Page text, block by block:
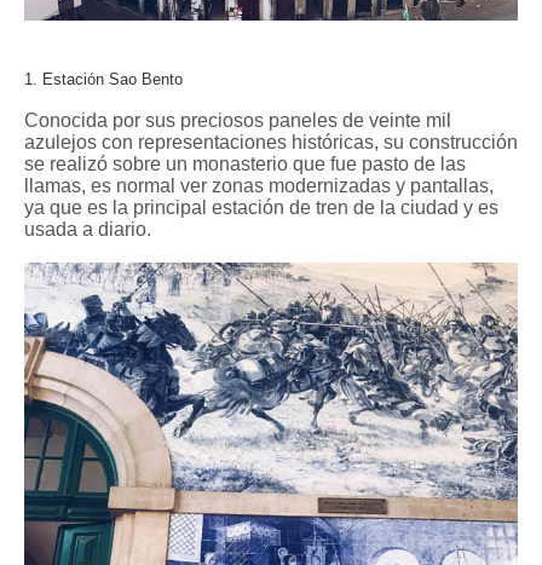
1. Estación Sao Bento
Conocida por sus preciosos paneles de veinte mil
azulejos con representaciones históricas, su construcción
se realizó sobre un monasterio que fue pasto de las
llamas, es normal ver zonas modernizadas y pantallas,
ya que es la principal estación de tren de la ciudad y es
usada a diario.